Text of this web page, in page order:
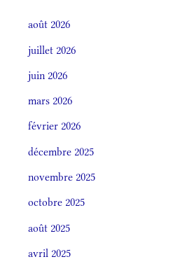
août 2026
juillet 2026
juin 2026
mars 2026
février 2026
décembre 2025
novembre 2025
octobre 2025
août 2025
avril 2025